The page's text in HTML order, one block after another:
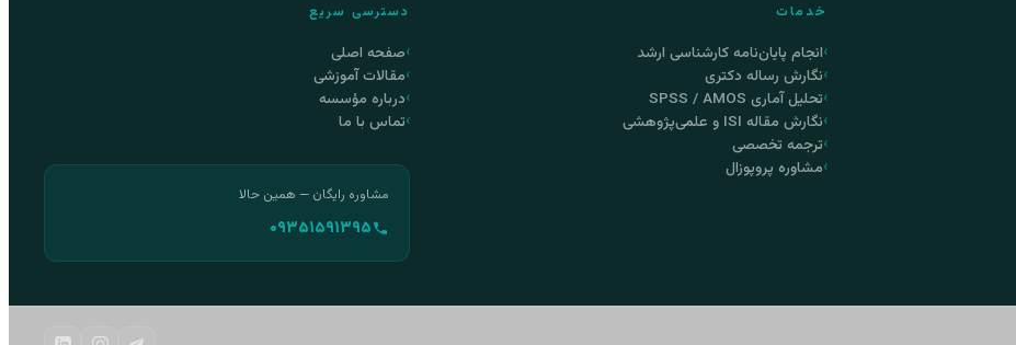
خدمات
انجام پایان‌نامه کارشناسی ارشد
نگارش رساله دکتری
تحلیل آماری SPSS / AMOS
نگارش مقاله ISI و علمی‌پژوهشی
ترجمه تخصصی
مشاوره پروپوزال
دسترسی سریع
صفحه اصلی
مقالات آموزشی
درباره مؤسسه
تماس با ما
مشاوره رایگان — همین حالا
۰۹۳۵۱۵۹۱۳۹۵